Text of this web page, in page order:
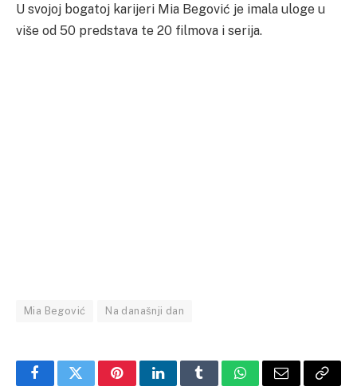
U svojoj bogatoj karijeri Mia Begović je imala uloge u
više od 50 predstava te 20 filmova i serija.
Mia Begović Na današnji dan
FacebookTwitterPinterestLinkedInTumblrWhatsApp
Email Copy